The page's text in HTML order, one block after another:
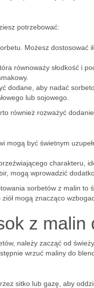
potrzebować:
Możesz dostosować
równoważy słodkość i
dodane, aby nadać
lub sojowego.
również rozważyć
mogą być świetnym
charakteru,
mogą wprowadzić
sorbetów z malin
mogą znacząco
z malin
należy zacząć od
wrzuć maliny do
sitko lub gazę, aby